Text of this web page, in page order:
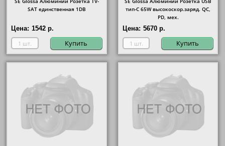
SAT единственная 1DB
Цена: 1542 р.
Купить
тип-C 65W высокоскор.заряд. QC,
PD, мех.
Цена: 5670 р.
Купить